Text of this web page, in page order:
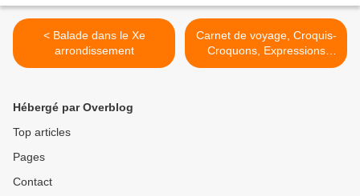
< Balade dans le Xe
arrondissement
Carnet de voyage, Croquis-
Croquons, Expressions
Françaises >
Hébergé par Overblog
Top articles
Pages
Contact